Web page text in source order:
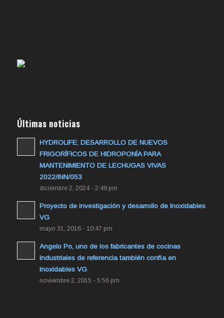
Últimas noticias
HYDROLIFE: DESARROLLO DE NUEVOS
FRIGORÍFICOS DE HIDROPONÍA PARA
MANTENIMIENTO DE LECHUGAS VIVAS
2022/INN/053
diciembre 2, 2024 - 2:49 pm
Proyecto de investigación y desarrollo de Inoxidables
VG
mayo 31, 2016 - 10:47 pm
Angelo Po, uno de los fabricantes de cocinas
industriales de referencia también confía en
Inoxidables VG
noviembre 2, 2015 - 5:56 pm